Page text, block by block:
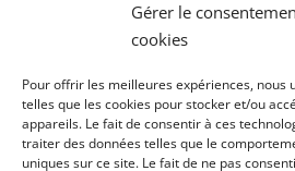
Gérer le
cookies
Pour offrir les meilleures expériences, nous
telles que les cookies pour stocker et/ou
appareils. Le fait de consentir à ces
traiter des données telles que le
uniques sur ce site. Le fait de ne pas
Cliquez pour accepter
marketing et activer